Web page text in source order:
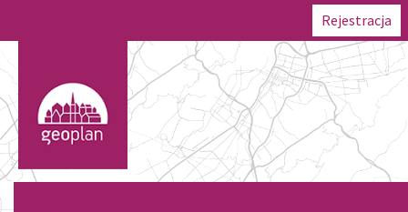
Rejestracja